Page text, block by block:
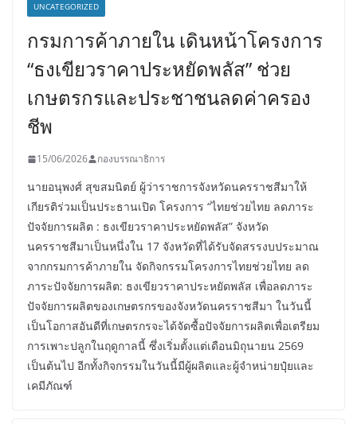
UNCATEGORIZED
กรมการค้าภายใน เดินหน้าโครงการ
“ธงเขียวราคาประหยัดพลัส” ช่วย
เกษตรกรและประชาชนลดค่าครอง
ชีพ
15/06/2026 กองบรรณาธิการ
นายอนุพงศ์ สุขสมนิตย์ ผู้ว่าราชการจังหวัดนครราชสีมาให้
เกียรติร่วมเป็นประธานเปิด โครงการ “ไทยช่วยไทย ลดภาระ
ปัจจัยการผลิต : ธงเขียวราคาประหยัดพลัส” จังหวัด
นครราชสีมาเป็นหนึ่งใน 17 จังหวัดที่ได้รับจัดสรรงบประมาณ
จากกรมการค้าภายใน จัดกิจกรรมโครงการไทยช่วยไทย ลด
ภาระปัจจัยการผลิต: ธงเขียวราคาประหยัดพลัส เพื่อลดภาระ
ปัจจัยการผลิตของเกษตรกรของจังหวัดนครราชสีมา ในวันนี้
เป็นโอกาสอันดีที่เกษตรกรจะได้จัดซื้อปัจจัยการผลิตเพื่อเตรียม
การเพาะปลูกในฤดูกาลนี้ ซึ่งเริ่มตั้งแต่เดือนมิถุนายน 2569
เป็นต้นไป อีกทั้งกิจกรรมในวันนี้มีผู้ผลิตและผู้จำหน่ายปุ๋ยและ
เคมีภัณฑ์